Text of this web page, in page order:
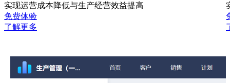
实现运营成本降低与生产经营效益提高
免费体验
了解更多